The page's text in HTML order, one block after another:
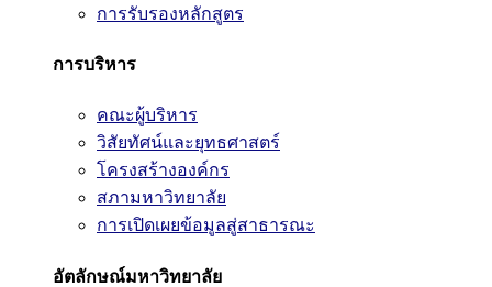
การรับรองหลักสูตร
การบริหาร
คณะผู้บริหาร
วิสัยทัศน์และยุทธศาสตร์
โครงสร้างองค์กร
สภามหาวิทยาลัย
การเปิดเผยข้อมูลสู่สาธารณะ
อัตลักษณ์มหาวิทยาลัย